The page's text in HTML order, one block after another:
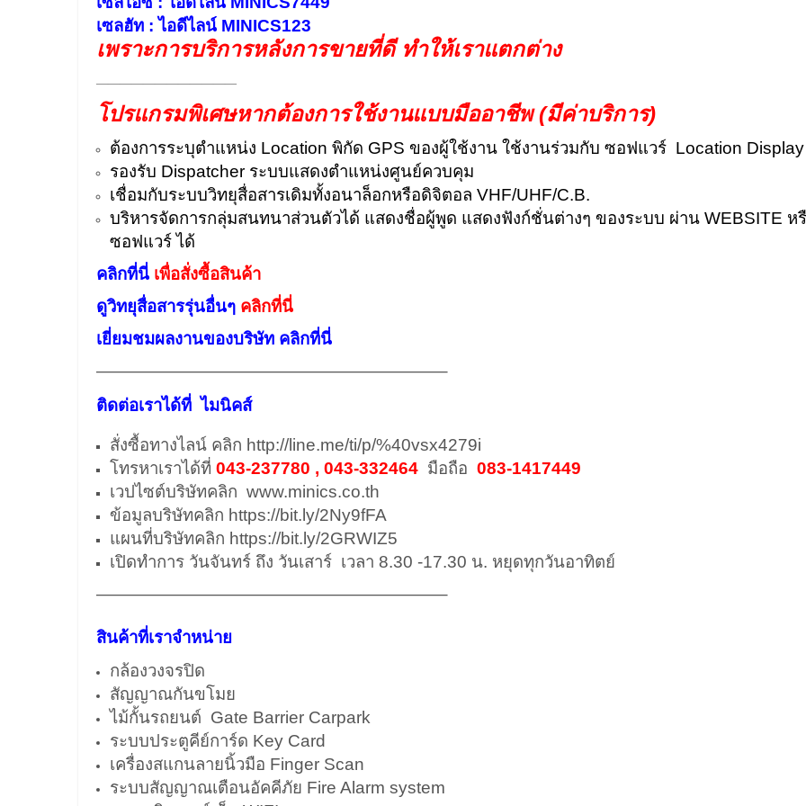
เซลฮัท : ไอดีไลน์ MINICS123
เพราะการบริการหลังการขายที่ดี ทำให้เราแตกต่าง
————————————
โปรแกรมพิเศษหากต้องการใช้งานแบบมืออาชีพ (มีค่าบริการ)
ต้องการระบุตำแหน่ง Location พิกัด GPS ของผู้ใช้งาน ใช้งานร่วมกับ ซอฟแวร์ Location
รองรับ Dispatcher ระบบแสดงตำแหน่งศูนย์ควบคุม
เชื่อมกับระบบวิทยุสื่อสารเดิมทั้งอนาล็อกหรือดิจิตอล VHF/UHF/C.B.
บริหารจัดการกลุ่มสนทนาส่วนตัวได้ แสดงชื่อผู้พูด แสดงฟังก์ชั่นต่างๆ ของระบบ ผ่าน WEBSITE ห
ซอฟแวร์ ได้
คลิกที่นี่ เพื่อสั่งซื้อสินค้า
ดูวิทยุสื่อสารรุ่นอื่นๆ คลิกที่นี่
เยี่ยมชมผลงานของบริษัท คลิกที่นี่
————————————————————–
ติดต่อเราได้ที่ ไมนิคส์
สั่งซื้อทางไลน์ คลิก http://line.me/ti/p/%40vsx4279i
โทรหาเราได้ที่ 043-237780 , 043-332464 มือถือ 083-1417449
เวปไซต์บริษัทคลิก www.minics.co.th
ข้อมูลบริษัทคลิก https://bit.ly/2Ny9fFA
แผนที่บริษัทคลิก https://bit.ly/2GRWIZ5
เปิดทำการ วันจันทร์ ถึง วันเสาร์ เวลา 8.30 -17.30 น. หยุดทุกวันอาทิตย์
————————————————————–
สินค้าที่เราจำหน่าย
กล้องวงจรปิด
สัญญาณกันขโมย
ไม้กั้นรถยนต์ Gate Barrier Carpark
ระบบประตูคีย์การ์ด Key Card
เครื่องสแกนลายนิ้วมือ Finger Scan
ระบบสัญญาณเตือนอัคคีภัย Fire Alarm system